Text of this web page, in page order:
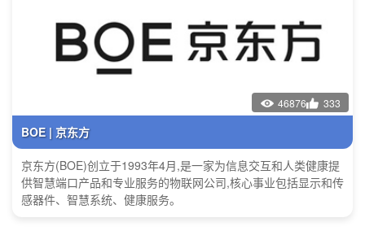
46876 333
BOE | 京东方
京东方(BOE)创立于1993年4月,是一家为信息交互和人类健康提
供智慧端口产品和专业服务的物联网公司,核心事业包括显示和传
感器件、智慧系统、健康服务。